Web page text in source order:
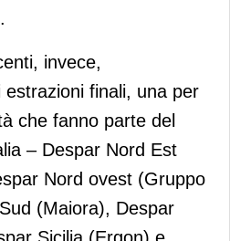
invece,
finali, una per
che fanno parte del
– Despar Nord Est
Nord ovest (Gruppo
(Maiora), Despar
Sicilia (Ergon) e